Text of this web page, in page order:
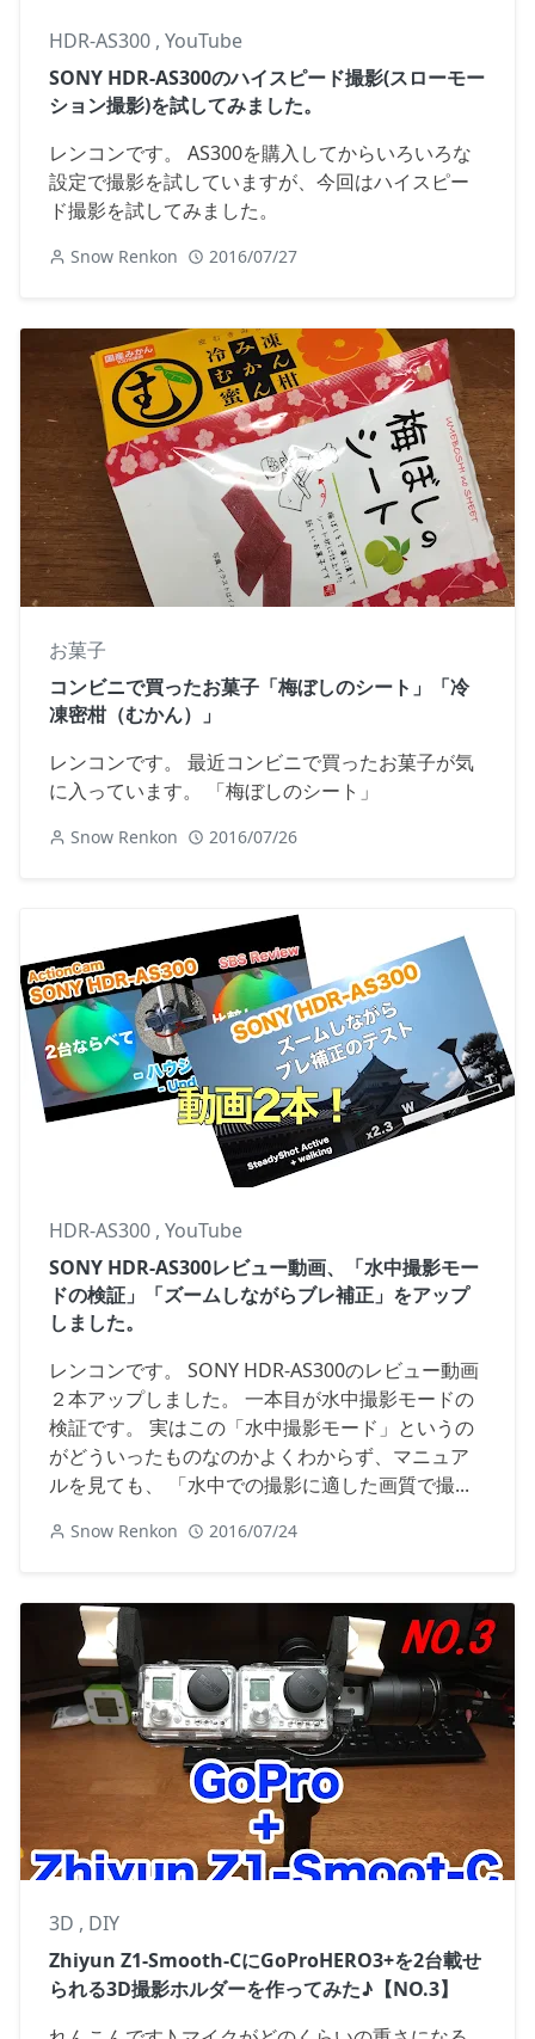
HDR-AS300 , YouTube
SONY HDR-AS300のハイスピード撮影(スローモー
ション撮影)を試してみました。
レンコンです。 AS300を購入してからいろいろな
設定で撮影を試していますが、今回はハイスピー
ド撮影を試してみました。
Snow Renkon 2016/07/27
お菓子
コンビニで買ったお菓子「梅ぼしのシート」「冷
凍密柑（むかん）」
レンコンです。 最近コンビニで買ったお菓子が気
に入っています。 「梅ぼしのシート」
Snow Renkon 2016/07/26
HDR-AS300 , YouTube
SONY HDR-AS300レビュー動画、「水中撮影モー
ドの検証」「ズームしながらブレ補正」をアップ
しました。
レンコンです。 SONY HDR-AS300のレビュー動画
２本アップしました。 一本目が水中撮影モードの
検証です。 実はこの「水中撮影モード」というの
がどういったものなのかよくわからず、マニュア
ルを見ても、 「水中での撮影に適した画質で撮...
Snow Renkon 2016/07/24
3D , DIY
Zhiyun Z1-Smooth-CにGoProHERO3+を2台載せ
られる3D撮影ホルダーを作ってみた♪【NO.3】